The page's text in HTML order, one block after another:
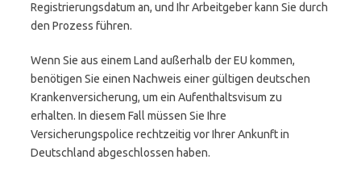
Registrierungsdatum an, und Ihr Arbeitgeber kann Sie durch
den Prozess führen.
Wenn Sie aus einem Land außerhalb der EU kommen,
benötigen Sie einen Nachweis einer gültigen deutschen
Krankenversicherung, um ein Aufenthaltsvisum zu
erhalten. In diesem Fall müssen Sie Ihre
Versicherungspolice rechtzeitig vor Ihrer Ankunft in
Deutschland abgeschlossen haben.